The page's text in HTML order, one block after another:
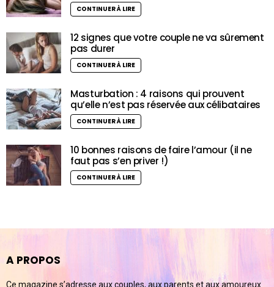
CONTINUER À LIRE
12 signes que votre couple ne va sûrement
pas durer
CONTINUER À LIRE
Masturbation : 4 raisons qui prouvent
qu’elle n’est pas réservée aux célibataires
CONTINUER À LIRE
10 bonnes raisons de faire l’amour (il ne
faut pas s’en priver !)
CONTINUER À LIRE
A PROPOS
Ce magazine s’adresse aux couples, aux parents et aux amoureux